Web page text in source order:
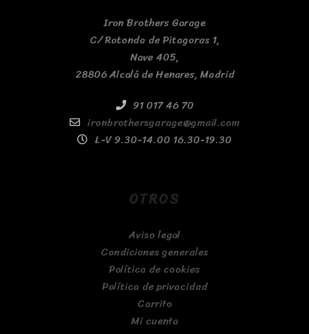
Iron Brothers Garage
C/ Rotonda de Pitagoras 1,
Nave 405,
28806 Alcalá de Henares, Madrid
91 017 46 70
ironbrothersgarage@gmail.com
L-V 9.30-14.00 16.30-19.30
OTROS
Aviso legal
Condiciones generales
Política de cookies
Política de privacidad
Carrito
Mi cuenta